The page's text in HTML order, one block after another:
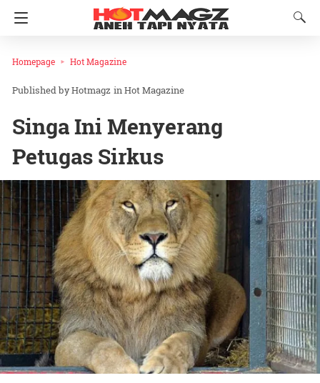
Homepage Hot Magazine
Hotmagz inHot Magazine
Singa Ini Menyerang
Petugas Sirkus